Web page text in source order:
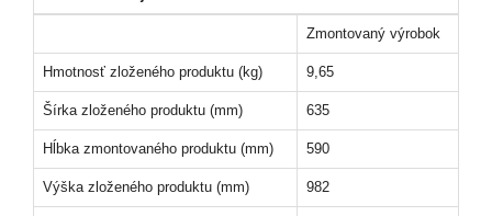
Zmontovaný výrobok
Hmotnosť zloženého produktu (kg) 9,65
Šírka zloženého produktu (mm) 635
Hĺbka zmontovaného produktu (mm) 590
Výška zloženého produktu (mm) 982